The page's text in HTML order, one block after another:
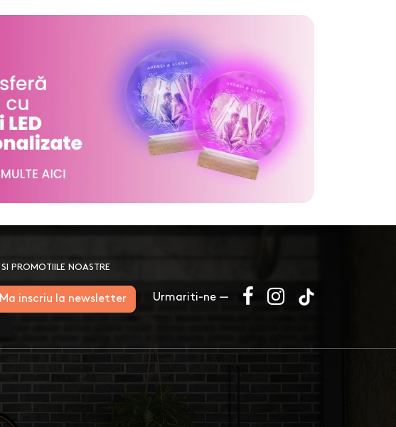
PROMOTIILE NOASTRE
Ma inscriu la newsletter Urmariti-ne —